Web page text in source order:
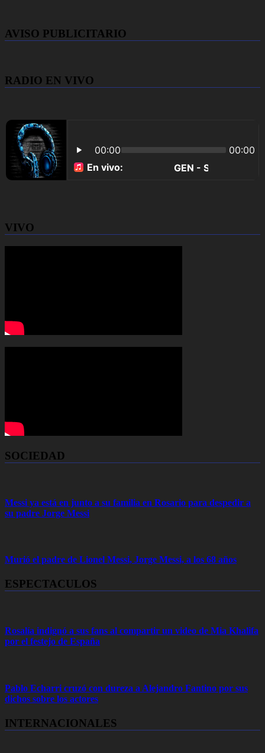
AVISO PUBLICITARIO
RADIO EN VIVO
VIVO
SOCIEDAD
Messi ya está en junto a su familia en Rosario para despedir a
su padre Jorge Messi
Murió el padre de Lionel Messi, Jorge Messi, a los 68 años
ESPECTACULOS
Rosalía indignó a sus fans al compartir un video de Mia Khalifa
por el festejo de España
Pablo Echarri cruzó con dureza a Alejandro Fantino por sus
dichos sobre los actores
INTERNACIONALES